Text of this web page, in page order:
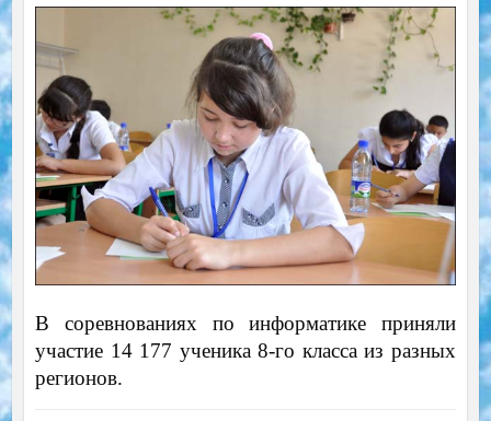
В соревнованиях по информатике приняли
участие 14 177 ученика 8-го класса из разных
регионов.